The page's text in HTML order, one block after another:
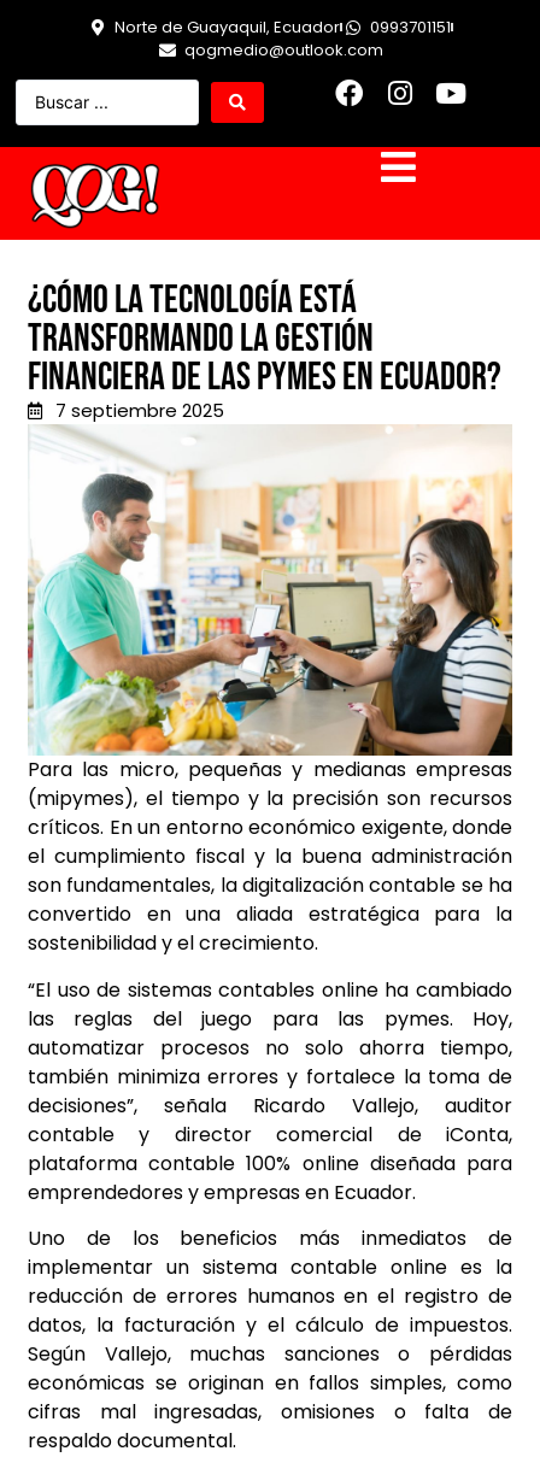
Norte de Guayaquil, Ecuador
0993701151
qogmedio@outlook.com
¿Cómo la tecnología está
transformando la gestión
financiera de las pymes en Ecuador?
7 septiembre 2025
Para las micro, pequeñas y medianas empresas
(mipymes), el tiempo y la precisión son recursos
críticos. En un entorno económico exigente, donde
el cumplimiento fiscal y la buena administración
son fundamentales, la digitalización contable se ha
convertido en una aliada estratégica para la
sostenibilidad y el crecimiento.
“El uso de sistemas contables online ha cambiado
las reglas del juego para las pymes. Hoy,
automatizar procesos no solo ahorra tiempo,
también minimiza errores y fortalece la toma de
decisiones”, señala Ricardo Vallejo, auditor
contable y director comercial de iConta,
plataforma contable 100% online diseñada para
emprendedores y empresas en Ecuador.
Uno de los beneficios más inmediatos de
implementar un sistema contable online es la
reducción de errores humanos en el registro de
datos, la facturación y el cálculo de impuestos.
Según Vallejo, muchas sanciones o pérdidas
económicas se originan en fallos simples, como
cifras mal ingresadas, omisiones o falta de
respaldo documental.